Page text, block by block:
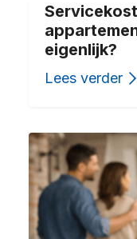
eigenlijk?
Lees verder